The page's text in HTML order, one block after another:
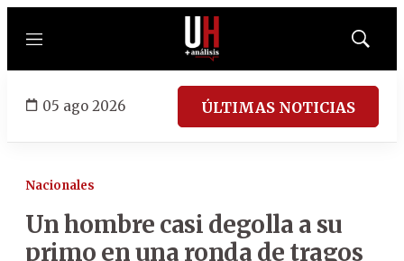
Menú
Mostrar
05 ago 2026 ÚLTIMAS NOTICIAS
Nacionales
Un hombre casi degolla a su
primo en una ronda de tragos